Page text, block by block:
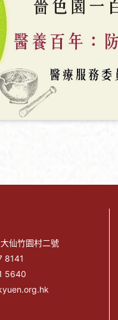
仙竹園村二號
8141
5640